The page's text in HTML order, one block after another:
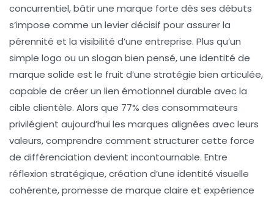
concurrentiel, bâtir une marque forte dès ses débuts
s’impose comme un levier décisif pour assurer la
pérennité et la visibilité d’une entreprise. Plus qu’un
simple logo ou un slogan bien pensé, une identité de
marque solide est le fruit d’une stratégie bien articulée,
capable de créer un lien émotionnel durable avec la
cible clientèle. Alors que 77% des consommateurs
privilégient aujourd’hui les marques alignées avec leurs
valeurs, comprendre comment structurer cette force
de différenciation devient incontournable. Entre
réflexion stratégique, création d’une identité visuelle
cohérente, promesse de marque claire et expérience